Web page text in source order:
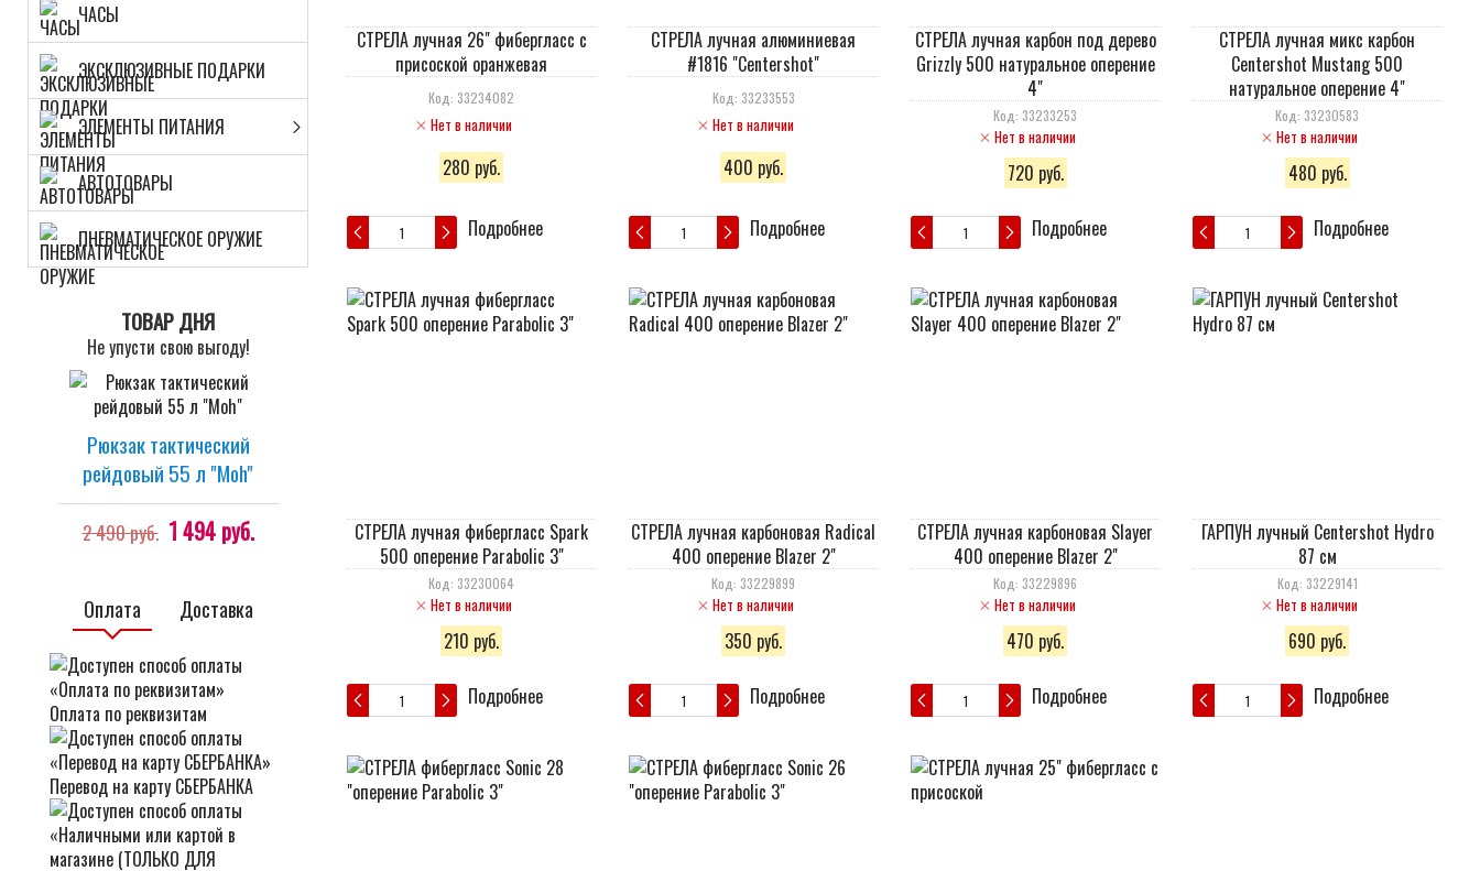
ЧАСЫ
ЭКСКЛЮЗИВНЫЕ ПОДАРКИ
ЭЛЕМЕНТЫ ПИТАНИЯ
АВТОТОВАРЫ
ПНЕВМАТИЧЕСКОЕ ОРУЖИЕ
ТОВАР ДНЯ
Не упусти свою выгоду!
Рюкзак тактический
рейдовый 55 л "Moh"
2 490 руб. 1 494 руб.
Оплата Доставка
Оплата по реквизитам
Перевод на карту СБЕРБАНКА
СТРЕЛА лучная 26" фибергласс c
присоской оранжевая
Код: 33234082
Нет в наличии
280 руб.
Подробнее
СТРЕЛА лучная алюминиевая
#1816 "Centershot"
Код: 33233553
Нет в наличии
400 руб.
Подробнее
СТРЕЛА лучная карбон под дерево
Grizzly 500 натуральное оперение
4"
Код: 33233253
Нет в наличии
720 руб.
Подробнее
СТРЕЛА лучная микс карбон
Centershot Mustang 500
натуральное оперение 4"
Код: 33230583
Нет в наличии
480 руб.
Подробнее
СТРЕЛА лучная фибергласс Spark
500 оперение Parabolic 3"
Код: 33230064
Нет в наличии
210 руб.
Подробнее
СТРЕЛА лучная карбоновая Radical
400 оперение Blazer 2"
Код: 33229899
Нет в наличии
350 руб.
Подробнее
СТРЕЛА лучная карбоновая Slayer
400 оперение Blazer 2"
Код: 33229896
Нет в наличии
470 руб.
Подробнее
ГАРПУН лучный Centershot Hydro
87 см
Код: 33229141
Нет в наличии
690 руб.
Подробнее